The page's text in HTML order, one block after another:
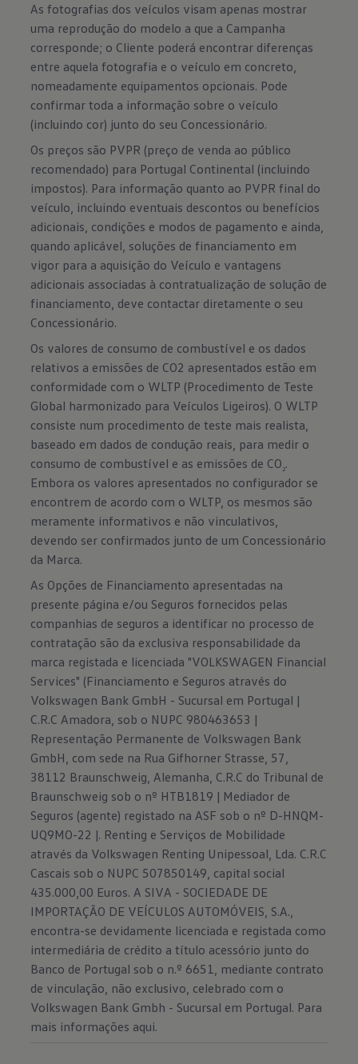
As fotografias dos veículos visam apenas mostrar
uma reprodução do modelo a que a Campanha
corresponde; o Cliente poderá encontrar diferenças
entre aquela fotografia e o veículo em concreto,
nomeadamente equipamentos opcionais. Pode
confirmar toda a informação sobre o veículo
(incluindo cor) junto do seu Concessionário.
Os preços são PVPR (preço de venda ao público
recomendado) para Portugal Continental (incluindo
impostos). Para informação quanto ao PVPR final do
veículo, incluindo eventuais descontos ou benefícios
adicionais, condições e modos de pagamento e ainda,
quando aplicável, soluções de financiamento em
vigor para a aquisição do Veículo e vantagens
adicionais associadas à contratualização de solução de
financiamento, deve contactar diretamente o seu
Concessionário.
Os valores de consumo de combustível e os dados
relativos a emissões de CO2 apresentados estão em
conformidade com o WLTP (Procedimento de Teste
Global harmonizado para Veículos Ligeiros). O WLTP
consiste num procedimento de teste mais realista,
baseado em dados de condução reais, para medir o
consumo de combustível e as emissões de CO 2.
Embora os valores apresentados no configurador se
encontrem de acordo com o WLTP, os mesmos são
meramente informativos e não vinculativos,
devendo ser confirmados junto de um Concessionário
da Marca.
As Opções de Financiamento apresentadas na
presente página e/ou Seguros fornecidos pelas
companhias de seguros a identificar no processo de
contratação são da exclusiva responsabilidade da
marca registada e licenciada "VOLKSWAGEN Financial
Services" (Financiamento e Seguros através do
Volkswagen Bank GmbH - Sucursal em Portugal |
C.R.C Amadora, sob o NUPC 980463653 |
Representação Permanente de Volkswagen Bank
GmbH, com sede na Rua Gifhorner Strasse, 57,
38112 Braunschweig, Alemanha, C.R.C do Tribunal de
Braunschweig sob o nº HTB1819 | Mediador de
Seguros (agente) registado na ASF sob o nº D-HNQM-
UQ9MO-22 |. Renting e Serviços de Mobilidade
através da Volkswagen Renting Unipessoal, Lda. C.R.C
Cascais sob o NUPC 507850149, capital social
435.000,00 Euros. A SIVA - SOCIEDADE DE
IMPORTAÇÃO DE VEÍCULOS AUTOMÓVEIS, S.A.,
encontra-se devidamente licenciada e registada como
intermediária de crédito a título acessório junto do
Banco de Portugal sob o n.º 6651, mediante contrato
de vinculação, não exclusivo, celebrado com o
Volkswagen Bank Gmbh - Sucursal em Portugal. Para
mais informações aqui.